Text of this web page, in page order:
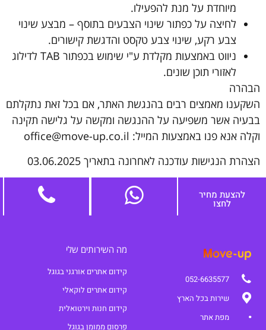
מיוחדת על מנת להפעילו.
לחיצה על כפתור שינוי הצבעים בתוסף – מבצע שינוי
צבע רקע, שינוי צבע טקסט והדגשת קישורים.
ניווט באמצעות מקלדת ע"י שימוש בכפתור TAB לדילוג
לאזורי תוכן שונים.
הבהרה
השקענו מאמצים רבים בהנגשת האתר, אם בכל זאת נתקלתם
בבעיה אשר משפיעה על ההנגשה ומקשה על גלישה תקינה
וקלה אנא פנו באמצעות המייל: office@move-up.co.il
הצהרת הנגישות עודכנה לאחרונה בתאריך 03.06.2025
להצעת מחיר
לחצו
052-6635577
שירות בכל הארץ
מפת אתר
מה השירותים שלי
קידום אתרים אורגני בגוגל
קידום אתרים לוקאלי
קידום חנות וירטואלית
פרסום ממומן בגוגל